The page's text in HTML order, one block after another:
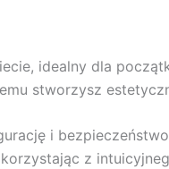
idealny dla
stworzysz
i
z